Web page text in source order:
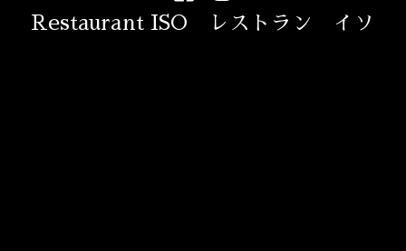
Restaurant ISO レストラン イソ